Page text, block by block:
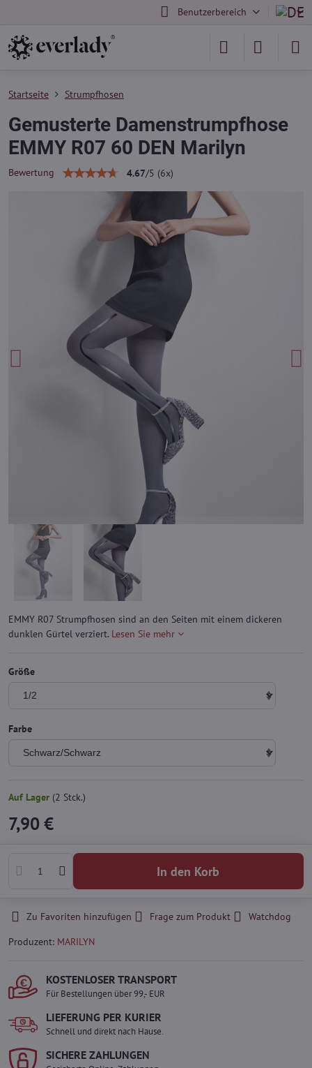
Benutzerbereich
Startseite Strumpfhosen
Gemusterte Damenstrumpfhose
EMMY R07 60 DEN Marilyn
Bewertung 4.67/5 (6x)
EMMY R07 Strumpfhosen sind an den Seiten mit einem dickeren
dunklen Gürtel verziert. Lesen Sie mehr
Größe
Farbe
Auf Lager (2 Stck.)
7,90 €
In den Korb
Zu Favoriten hinzufügen Frage zum Produkt
Watchdog
Produzent: MARILYN
KOSTENLOSER TRANSPORT
Für Bestellungen über 99,- EUR
LIEFERUNG PER KURIER
Schnell und direkt nach Hause.
SICHERE ZAHLUNGEN